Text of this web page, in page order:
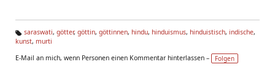
Ta
s:
saraswati, götter, göttin, göttinnen, hindu, hinduismus, hinduistisch, indische,
kunst, murti
E-Mail an mich, wenn Personen einen Kommentar hinterlassen –
Folgen